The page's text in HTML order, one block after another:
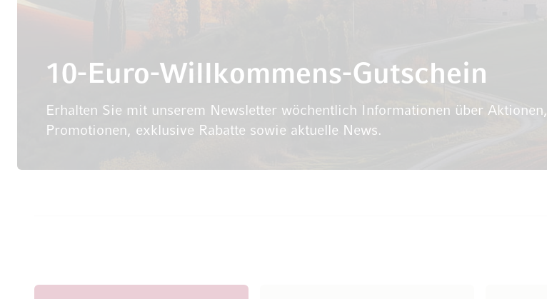
10-Euro-Willkommens-Gutschein
Erhalten Sie mit unserem Newsletter wöchentlich Informationen über Aktionen,
Promotionen, exklusive Rabatte sowie aktuelle News.